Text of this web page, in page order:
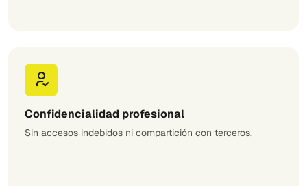
Confidencialidad profesional
Sin accesos indebidos ni compartición con terceros.